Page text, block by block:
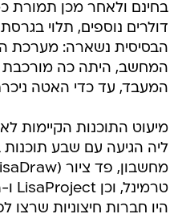
בחינם ולאחר מכן תמורת
דולרים נוספים, תלוי
הבסיסית נשארה: מערכת
המחשב, היתה כה מורכבת
המעבד, עד כדי האטה
מיעוט התוכנות הקיימות
היו חברות חיצוניות שרצו